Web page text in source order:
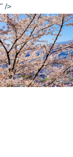
" />